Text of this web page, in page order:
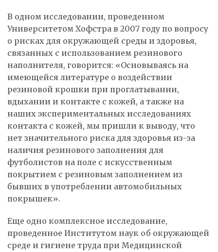
В одном исследовании, проведенном
Университетом Хофстра в 2007 году по вопросу
о рисках для окружающей среды и здоровья,
связанных с использованием резинового
наполнителя, говорится: «Основываясь на
имеющейся литературе о воздействии
резиновой крошки при проглатывании,
вдыхании и контакте с кожей, а также на
наших экспериментальных исследованиях
контакта с кожей, мы пришли к выводу, что
нет значительного риска для здоровья из-за
наличия резинового заполнения для
футболистов на поле с искусственным
покрытием с резиновым заполнением из
бывших в употреблении автомобильных
покрышек».
Еще одно комплексное исследование,
проведенное Институтом наук об окружающей
среде и гигиене труда при Медицинской